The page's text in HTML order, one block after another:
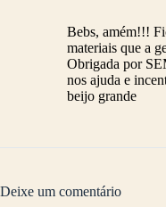
Bebs, amém!!!
materiais que a
Obrigada por
nos ajuda e
beijo grande
Deixe um comentário